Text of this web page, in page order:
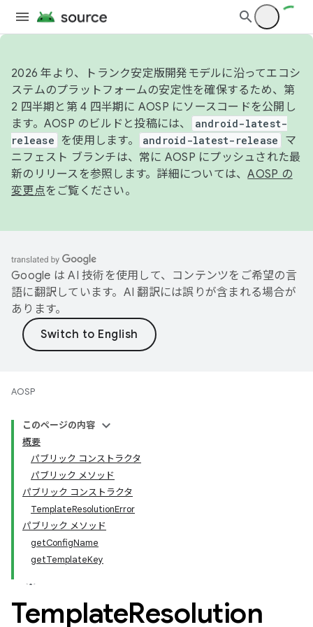
2026 年より、トランク安定版開発モデルに沿ってエコシ
ステムのプラットフォームの安定性を確保するため、第
2 四半期と第 4 四半期に AOSP にソースコードを公開し
ます。AOSP のビルドと投稿には、
android-latest-
release
を使用します。 android-latest-release
マ
ニフェスト ブランチは、常に AOSP にプッシュされた最
新のリリースを参照します。詳細については、AOSP の
変更点をご覧ください。
Google は AI 技術を使用して、コンテンツをご希望の言
語に翻訳しています。AI 翻訳には誤りが含まれる場合が
あります。
AOSP
このページの内容
概要
パブリック コンストラクタ
パブリック メソッド
パブリック コンストラクタ
TemplateResolutionError
パブリック メソッド
getConfigName
getTemplateKey
TemplateResolution